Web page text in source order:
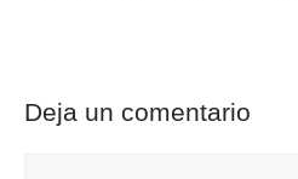
Deja un comentario